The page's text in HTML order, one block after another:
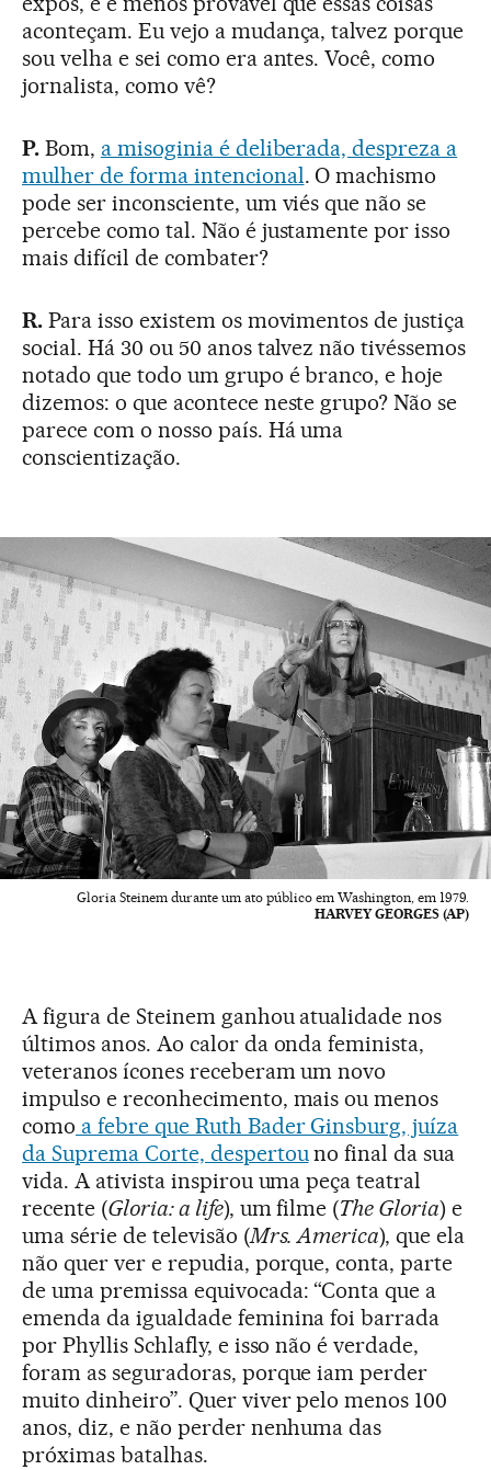
aconteçam. Eu vejo a mudança, talvez porque
sou velha e sei como era antes. Você, como
jornalista, como vê?
P. Bom, a misoginia é deliberada, despreza a
mulher de forma intencional. O machismo
pode ser inconsciente, um viés que não se
percebe como tal. Não é justamente por isso
mais difícil de combater?
R. Para isso existem os movimentos de justiça
social. Há 30 ou 50 anos talvez não tivéssemos
notado que todo um grupo é branco, e hoje
dizemos: o que acontece neste grupo? Não se
parece com o nosso país. Há uma
conscientização.
Gloria Steinem durante um ato público em Washington, em 1979.
HARVEY GEORGES (AP)
A figura de Steinem ganhou atualidade nos
últimos anos. Ao calor da onda feminista,
veteranos ícones receberam um novo
impulso e reconhecimento, mais ou menos
como a febre que Ruth Bader Ginsburg, juíza
da Suprema Corte, despertouno final da sua
vida. A ativista inspirou uma peça teatral
recente (Gloria: a life), um filme (The Gloria) e
uma série de televisão (Mrs. America), que ela
não quer ver e repudia, porque, conta, parte
de uma premissa equivocada: “Conta que a
emenda da igualdade feminina foi barrada
por Phyllis Schlafly, e isso não é verdade,
foram as seguradoras, porque iam perder
muito dinheiro”. Quer viver pelo menos 100
anos, diz, e não perder nenhuma das
próximas batalhas.